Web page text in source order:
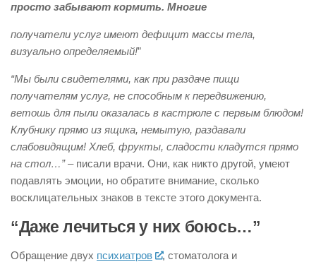
просто забывают кормить. Многие
получатели услуг имеют дефицит массы тела,
визуально определяемый!”
“Мы были свидетелями, как при раздаче пищи
получателям услуг, не способным к передвижению,
ветошь для пыли оказалась в кастрюле с первым блюдом!
Клубнику прямо из ящика, немытую, раздавали
слабовидящим! Хлеб, фрукты, сладости кладутся прямо
на стол…”– писали врачи. Они, как никто другой, умеют
подавлять эмоции, но обратите внимание, сколько
восклицательных знаков в тексте этого документа.
“Даже лечиться у них боюсь…”
Обращение двух психиатров
, стоматолога и